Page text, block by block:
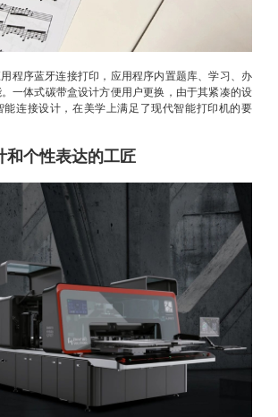
程序蓝牙连接打印，应用程序内置题库、学习、办
一体式碳带盒设计方便用户更换，由于其紧凑的设
能连接设计，在美学上满足了现代智能打印机的要
和个性表达的工匠